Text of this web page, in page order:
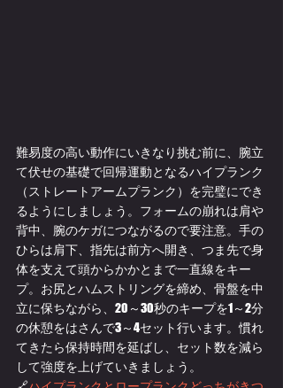
難易度の高い動作にいきなり挑む前に、腕立
て伏せの基礎で回帰運動となるハイプランク
（ストレートアームプランク）を完璧にでき
るようにしましょう。フォームの崩れは肩や
背中、腕のケガにつながるので要注意。手の
ひらは肩下、指先は前方へ開き、つま先で身
体を支えて頭からかかとまで一直線をキー
プ。お尻とハムストリングを締め、骨盤を中
立に保ちながら、20～30秒のキープを1～2分
の休憩をはさんで3～4セット行います。慣れ
てきたら保持時間を延ばし、セット数を減ら
して強度を上げていきましょう。